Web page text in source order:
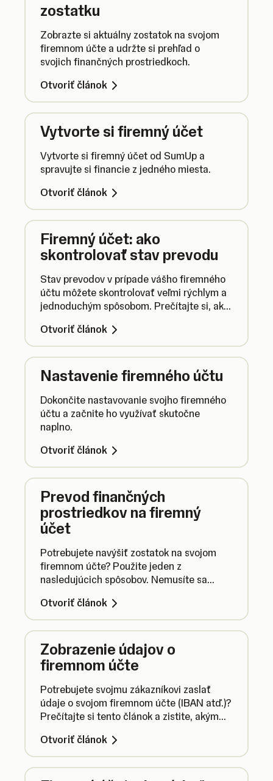
zostatku
Zobrazte si aktuálny zostatok na svojom
firemnom účte a udržte si prehľad o
svojich finančných prostriedkoch.
Otvoriť článok
Vytvorte si firemný účet
Vytvorte si firemný účet od SumUp a
spravujte si financie z jedného miesta.
Otvoriť článok
Firemný účet: ako
skontrolovať stav prevodu
Stav prevodov v prípade vášho firemného
účtu môžete skontrolovať veľmi rýchlym a
jednoduchým spôsobom. Prečítajte si, ako
Otvoriť článok
Nastavenie firemného účtu
Dokončite nastavovanie svojho firemného
účtu a začnite ho využívať skutočne
naplno.
Otvoriť článok
Prevod finančných
prostriedkov na firemný
účet
Potrebujete navýšiť zostatok na svojom
firemnom účte? Použite jeden z
nasledujúcich spôsobov. Nemusíte sa
jednoduchý.
Otvoriť článok
Zobrazenie údajov o
firemnom účte
Potrebujete svojmu zákazníkovi zaslať
údaje o svojom firemnom účte (IBAN atď.)?
Prečítajte si tento článok a zistite, akým
Otvoriť článok